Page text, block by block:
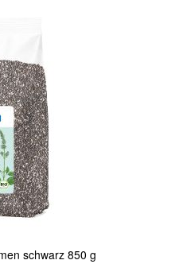
schwarz 850 g